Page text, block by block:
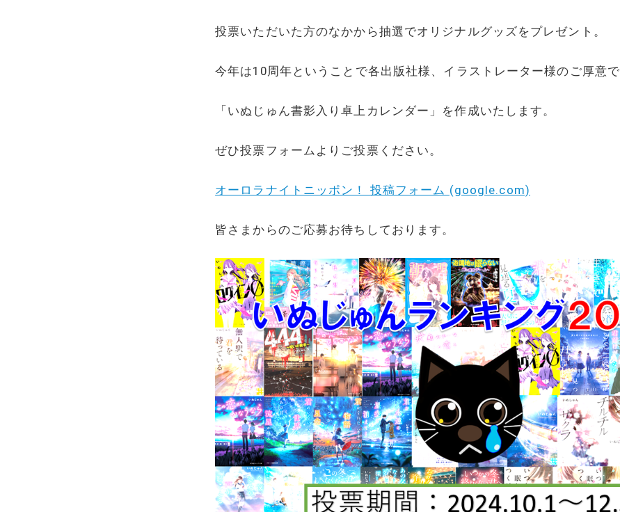
投票いただいた方のなかから抽選でオリジナルグッズをプレゼント。
今年は10周年ということで各出版社様、イラストレーター様のご厚意で
「いぬじゅん書影入り卓上カレンダー」を作成いたします。
ぜひ投票フォームよりご投票ください。
オーロラナイトニッポン！ 投稿フォーム (google.com)
皆さまからのご応募お待ちしております。